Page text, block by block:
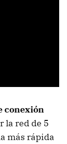
conexión
la red de 5
más rápida